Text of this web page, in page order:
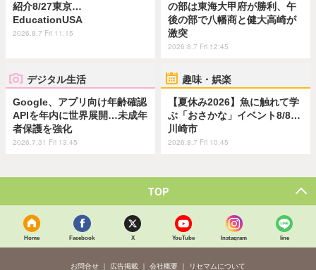
紹介8/27東京…
EducationUSA
2026.8.7 Fri 11:15
の部は東海大甲府が勝利、午
後の部で八幡商と健大高崎が
激突
2026.8.7 Fri 12:45
デジタル生活
Google、アプリ向け年齢確認
APIを年内に世界展開…未成年
者保護を強化
2026.7.31 Fri 13:45
趣味・娯楽
【夏休み2026】魚に触れて学
ぶ「おさかな」イベント8/8…
川崎市
2026.8.7 Fri 10:45
TOP
Home Facebook X YouTube Instagram line
お問合せ 広告掲載 会社概要 リセマムについて